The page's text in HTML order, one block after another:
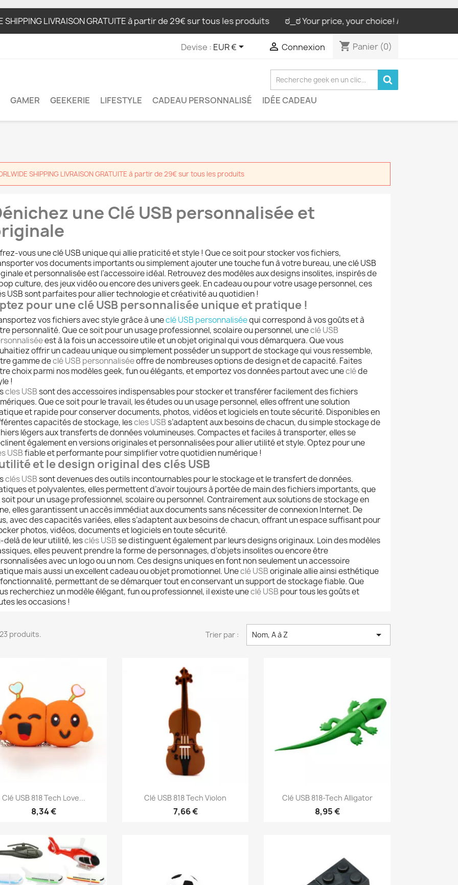
LIVRAISON GRATUITE à partir de 29€ sur tous les produits ಠ_ಠ Your price, your choice! / Ton prix, ton choix !
Devise : EUR €  Connexion shopping_cart Panier (0)
GAMER GEEKERIE LIFESTYLE CADEAU PERSONNALISÉ IDÉE CADEAU
SHIPPING LIVRAISON GRATUITE à partir de 29€ sur tous les produits
une Clé USB personnalisée et
vous une clé USB unique qui allie praticité et style ! Que ce soit pour stocker vos fichiers,
vos documents importants ou simplement ajouter une touche fun à votre bureau, une clé USB
et personnalisée est l’accessoire idéal. Retrouvez des modèles aux designs insolites, inspirés de
culture, des jeux vidéo ou encore des univers geek. En cadeau ou pour votre usage personnel, ces
USB sont parfaites pour allier technologie et créativité au quotidien !
pour une clé USB personnalisée unique et pratique !
vos fichiers avec style grâce à uneclé USB personnaliséequi correspond à vos goûts et à
personnalité. Que ce soit pour un usage professionnel, scolaire ou personnel, uneclé USB
est à la fois un accessoire utile et un objet original qui vous démarquera. Que vous
offrir un cadeau unique ou simplement posséder un support de stockage qui vous ressemble,
gamme declé USB personnaliséeoffre de nombreuses options de design et de capacité. Faites
choix parmi nos modèles geek, fun ou élégants, et emportez vos données partout avec unecléde
!
cles USBsont des accessoires indispensables pour stocker et transférer facilement des fichiers
Que ce soit pour le travail, les études ou un usage personnel, elles offrent une solution
et rapide pour conserver documents, photos, vidéos et logiciels en toute sécurité. Disponibles en
capacités de stockage, lescles USBs’adaptent aux besoins de chacun, du simple stockage de
légers aux transferts de données volumineuses. Compactes et faciles à transporter, elles se
également en versions originales et personnalisées pour allier utilité et style. Optez pour une
USBfiable et performante pour simplifier votre quotidien numérique !
et le design original des clés USB
clés USBsont devenues des outils incontournables pour le stockage et le transfert de données.
et polyvalentes, elles permettent d’avoir toujours à portée de main des fichiers importants, que
pour un usage professionnel, scolaire ou personnel. Contrairement aux solutions de stockage en
elles garantissent un accès immédiat aux documents sans nécessiter de connexion Internet. De
avec des capacités variées, elles s’adaptent aux besoins de chacun, offrant un espace suffisant pour
photos, vidéos, documents et logiciels en toute sécurité.
delà de leur utilité, lesclés USBse distinguent également par leurs designs originaux. Loin des modèles
elles peuvent prendre la forme de personnages, d’objets insolites ou encore être
avec un logo ou un nom. Ces designs uniques en font non seulement un accessoire
mais aussi un excellent cadeau ou objet promotionnel. Uneclé USBoriginale allie ainsi esthétique
permettant de se démarquer tout en conservant un support de stockage fiable. Que
recherchiez un modèle élégant, fun ou professionnel, il existe uneclé USB pour tous les goûts et
les occasions !
produits. Trier par : Nom, A à Z 
Aperçu rapide
Clé USB 818 Tech Love...
8,34 €
Aperçu rapide
Clé USB 818 Tech Violon
7,66 €
Aperçu rapide
Clé USB 818-Tech Alligator
8,95 €